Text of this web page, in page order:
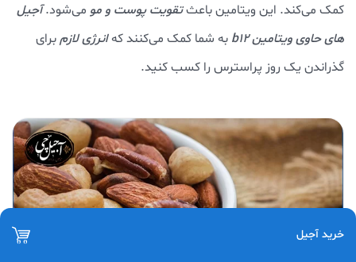
کمک می‌کند. این ویتامین باعثتقویت پوست و مو می‌شود.آجیل
های حاوی ویتامین b12
به شما کمک می‌کنند کهانرژی لازمبرای
گذراندن یک روز پراسترس را کسب کنید.
خرید آجیل